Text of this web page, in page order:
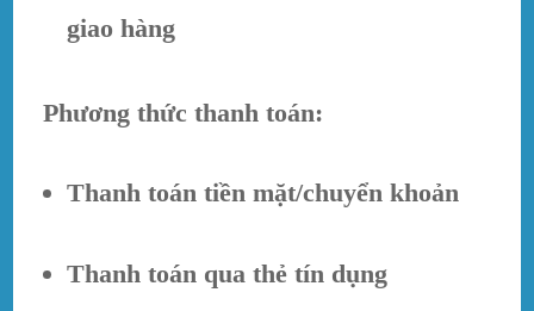
giao hàng
Phương thức thanh toán:
Thanh toán tiền mặt/chuyển khoản
Thanh toán qua thẻ tín dụng